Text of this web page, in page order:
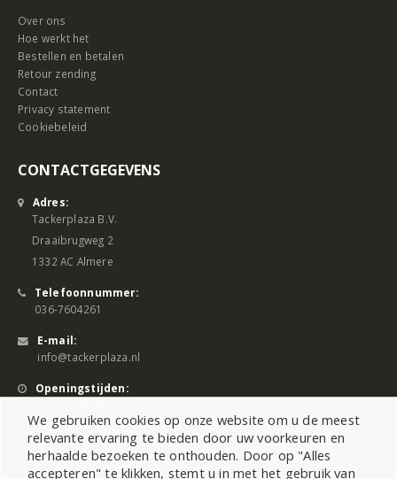
Over ons
Hoe werkt het
Bestellen en betalen
Retour zending
Contact
Privacy statement
Cookiebeleid
CONTACTGEGEVENS
Adres:
Tackerplaza B.V.
Draaibrugweg 2
1332 AC Almere
Telefoonnummer:
036-7604261
E-mail:
info@tackerplaza.nl
Openingstijden:
We gebruiken cookies op onze website om u de meest
relevante ervaring te bieden door uw voorkeuren en
herhaalde bezoeken te onthouden. Door op "Alles
accepteren" te klikken, stemt u in met het gebruik van